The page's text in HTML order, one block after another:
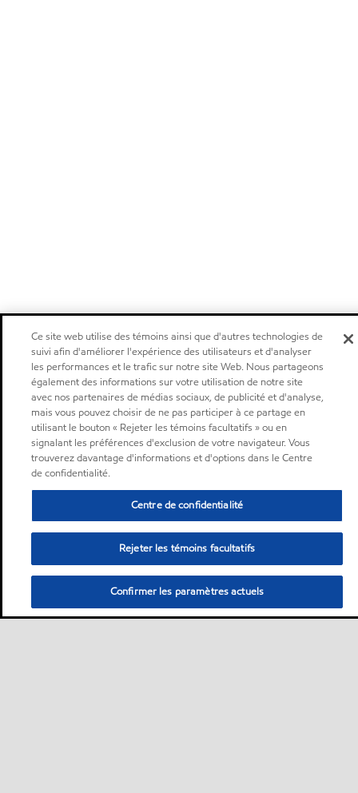
Ce site web utilise des témoins ainsi que d'autres technologies de
suivi afin d'améliorer l'expérience des utilisateurs et d'analyser
les performances et le trafic sur notre site Web. Nous partageons
également des informations sur votre utilisation de notre site
avec nos partenaires de médias sociaux, de publicité et d'analyse,
mais vous pouvez choisir de ne pas participer à ce partage en
utilisant le bouton « Rejeter les témoins facultatifs » ou en
signalant les préférences d'exclusion de votre navigateur. Vous
trouverez davantage d'informations et d'options dans le Centre
de confidentialité.
Centre de confidentialité
Rejeter les témoins facultatifs
Confirmer les paramètres actuels